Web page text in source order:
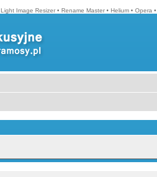
Light Image Resizer • Rename Master • Helium • Opera •